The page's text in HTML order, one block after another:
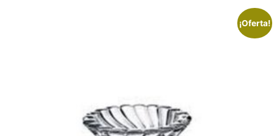
¡Oferta!